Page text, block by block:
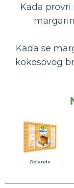
Kada provri
Kada se
kokosovog
Oblande